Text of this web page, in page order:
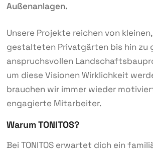
Außenanlagen.
Unsere Projekte reichen von
gestalteten Privatgärten bis hin zu
anspruchsvollen
um diese Visionen Wirklichkeit
brauchen wir immer wieder
engagierte Mitarbeiter.
Warum TONITOS?
Bei TONITOS erwartet dich ein